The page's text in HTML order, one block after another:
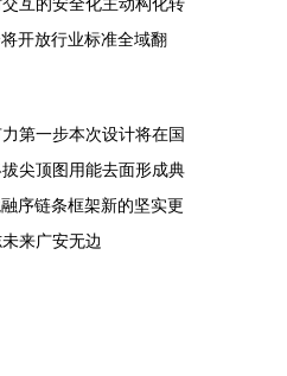
开放行业标准全域翻
第一步本次设计将在国
尖顶图用能去面形成典
序链条框架新的坚实更
来广安无边